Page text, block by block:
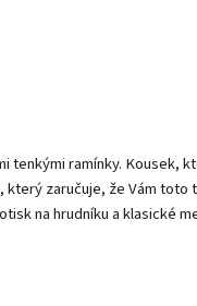
tenkými ramínky. Kousek,
zaručuje, že Vám toto
na hrudníku a klasické